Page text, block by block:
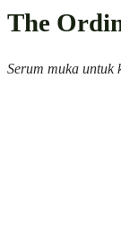
The
Serum muka untuk